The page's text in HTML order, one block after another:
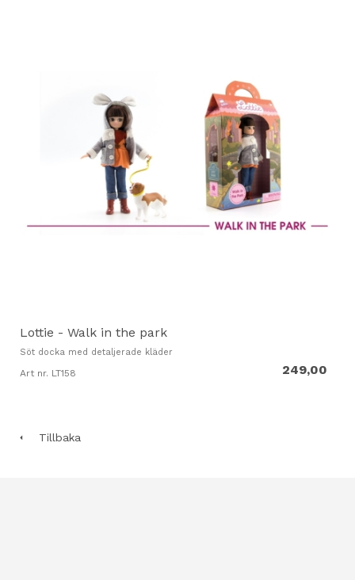
Lottie - Walk in the park
Söt docka med detaljerade kläder
Art nr. LT158 249,00
Tillbaka